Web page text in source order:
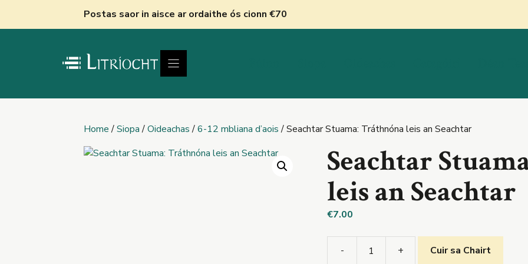
Postas saor in aisce ar ordaithe ós cionn €70
Home/Siopa/Oideachas/6-12 mbliana d’aois/ Seachtar Stuama: Tráthnóna leis an Seachtar
Seachtar
leis an Seachtar
€7.00
- + Cuir sa Chairt